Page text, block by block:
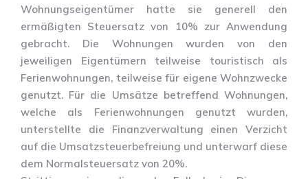
Wohnungseigentümer hatte sie generell den
ermäßigten Steuersatz von 10% zur Anwendung
gebracht. Die Wohnungen wurden von den
jeweiligen Eigentümern teilweise touristisch als
Ferienwohnungen, teilweise für eigene Wohnzwecke
genutzt. Für die Umsätze betreffend Wohnungen,
welche als Ferienwohnungen genutzt wurden,
unterstellte die Finanzverwaltung einen Verzicht
auf die Umsatzsteuerbefreiung und unterwarf diese
dem Normalsteuersatz von 20%.